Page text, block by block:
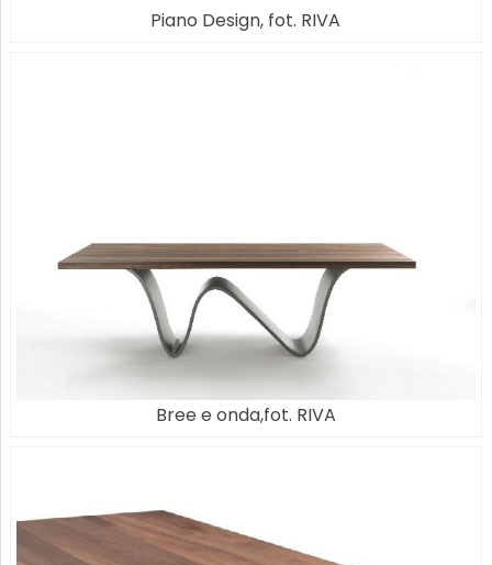
Piano Design, fot. RIVA
Bree e onda,fot. RIVA